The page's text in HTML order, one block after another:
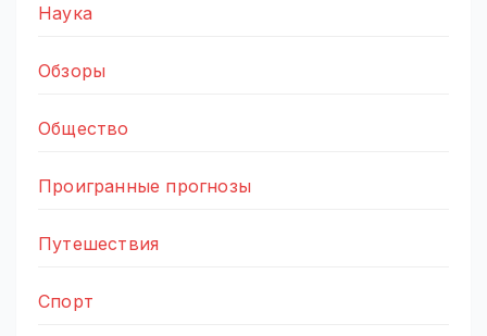
Наука
Обзоры
Общество
Проигранные прогнозы
Путешествия
Спорт